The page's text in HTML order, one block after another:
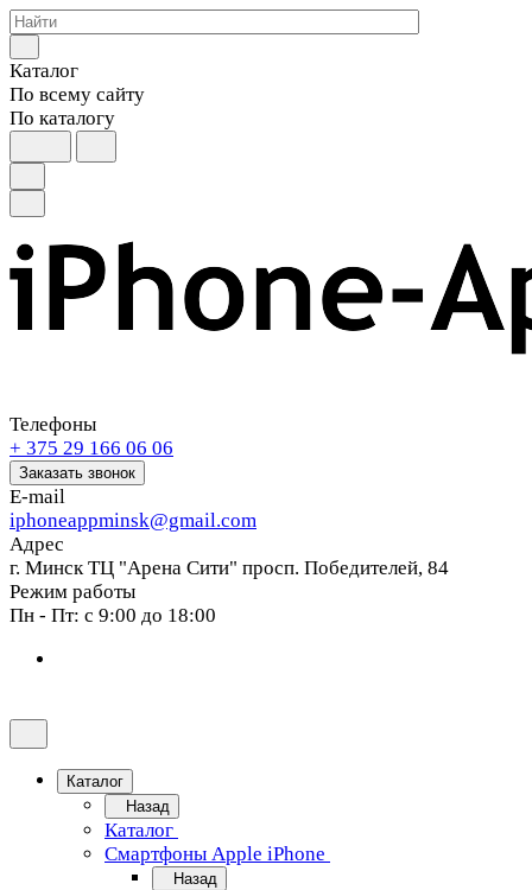
Каталог
По всему сайту
По каталогу
Телефоны
+ 375 29 166 06 06
Заказать звонок
E-mail
iphoneappminsk@gmail.com
Адрес
г. Минск ТЦ "Арена Сити" просп. Победителей, 84
Режим работы
Пн - Пт: с 9:00 до 18:00
Каталог
Назад
Каталог
Смартфоны Apple iPhone
Назад